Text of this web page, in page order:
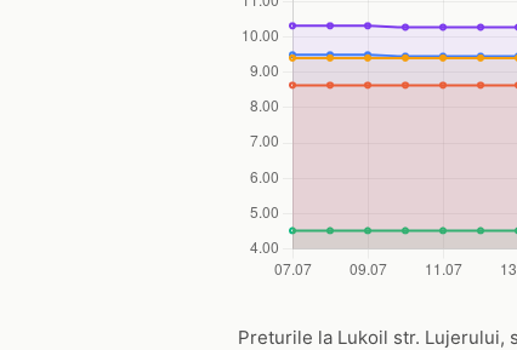
Preturile la Lukoil str. Lujerului,